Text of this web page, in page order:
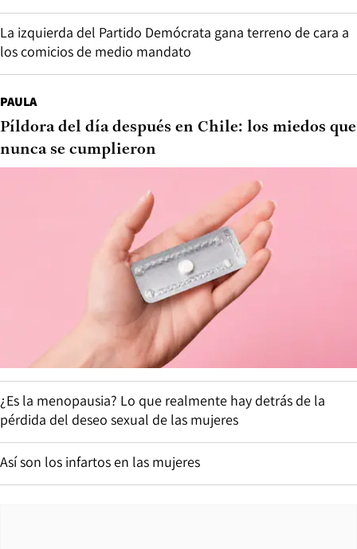
La izquierda del Partido Demócrata gana terreno de cara a
los comicios de medio mandato
PAULA
Píldora del día después en Chile: los miedos que
nunca se cumplieron
¿Es la menopausia? Lo que realmente hay detrás de la
pérdida del deseo sexual de las mujeres
Así son los infartos en las mujeres